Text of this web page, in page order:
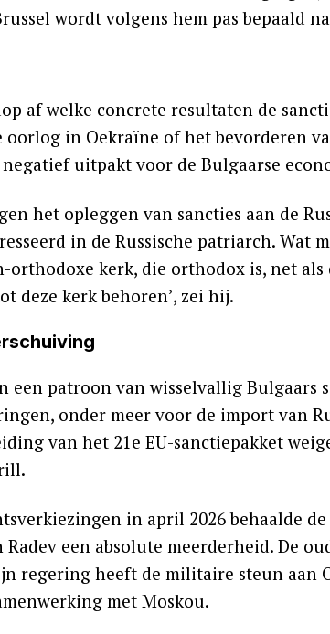
wordt volgens hem pas bepaald
af welke concrete resultaten de
in Oekraïne of het bevorderen
uitpakt voor de Bulgaarse
het opleggen van sancties aan de
in de Russische patriarch. Wat
orthodoxe kerk, die orthodox is, net
deze kerk behoren’, zei hij.
een patroon van wisselvallig Bulgaars
onder meer voor de import van
van het 21e EU-sanctiepakket
in april 2026 behaalde
een absolute meerderheid. De
regering heeft de militaire steun aan
met Moskou.